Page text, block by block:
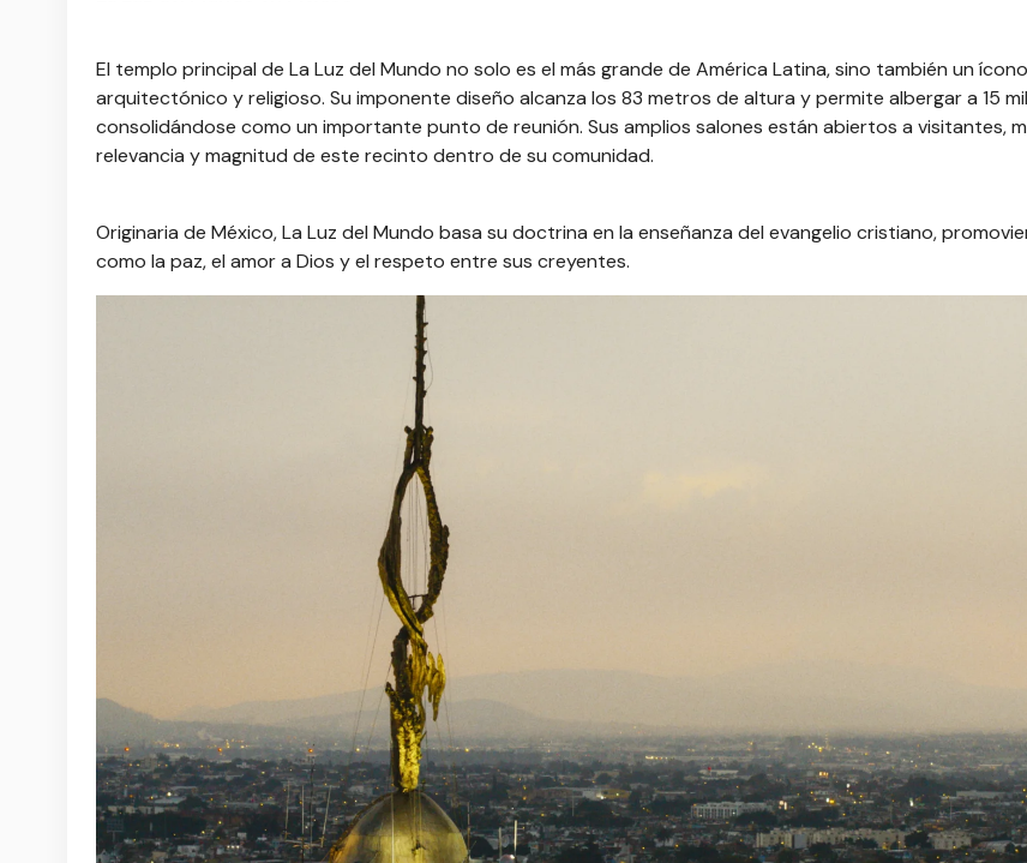
El templo principal de La Luz del Mundo no solo es el más grande de América Latina, sino también un ícono
arquitectónico y religioso. Su imponente diseño alcanza los 83 metros de altura y permite albergar a 15
consolidándose como un importante punto de reunión. Sus amplios salones están abiertos a visitantes,
relevancia y magnitud de este recinto dentro de su comunidad.
Originaria de México, La Luz del Mundo basa su doctrina en la enseñanza del evangelio cristiano,
como la paz, el amor a Dios y el respeto entre sus creyentes.